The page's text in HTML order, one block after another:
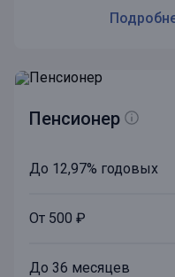
Пенсионер
До 12,97% годовых
От 500 ₽
До 36 месяцев